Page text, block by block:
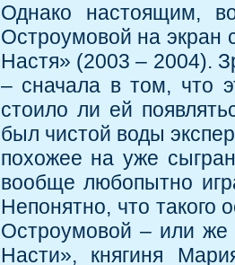
Однако настоящим,
Остроумовой на экран
Настя» (2003 – 2004).
– сначала в том, что
стоило ли ей
был чистой воды
похожее на уже
вообще любопытно
Непонятно, что такого
Остроумовой – или же
Насти», княгиня